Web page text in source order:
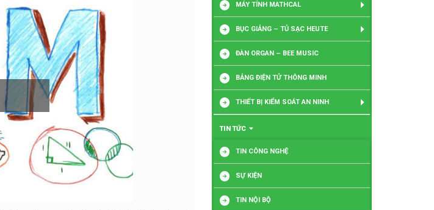
MÁY TÍNH MATHCAL
BỤC GIẢNG – TỦ SẠC HEUTE
ĐÀN ORGAN – BEE MUSIC
BẢNG ĐIỆN TỬ THÔNG MINH
THIẾT BỊ KIỂM SOÁT AN NINH
TIN TỨC
TIN CÔNG NGHỆ
SỰ KIỆN
TIN NỘI BỘ